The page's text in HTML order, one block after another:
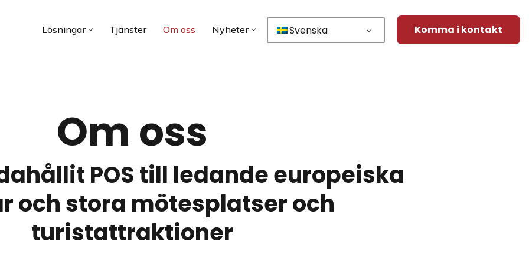
Lösningar Tjänster Om oss Nyheter Svenska Komma i kontakt
Om oss
POS till ledande europeiska
och stora mötesplatser och
turistattraktioner